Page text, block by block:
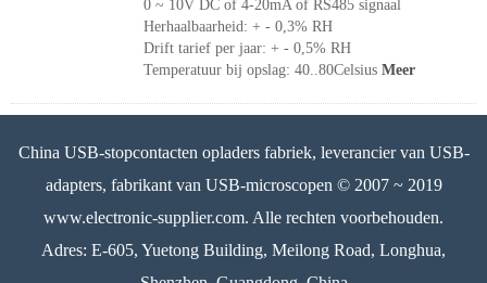
0 ~ 10V DC of 4-20mA of RS485 signaal
Herhaalbaarheid: + - 0,3% RH
Drift tarief per jaar: + - 0,5% RH
Temperatuur bij opslag: 40..80Celsius Meer
China USB-stopcontacten opladers fabriek, leverancier van USB-
adapters, fabrikant van USB-microscopen © 2007 ~ 2019
www.electronic-supplier.com. Alle rechten voorbehouden.
Adres: E-605, Yuetong Building, Meilong Road, Longhua,